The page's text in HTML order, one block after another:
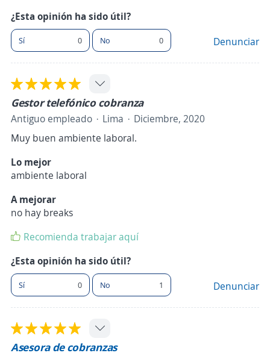
¿Esta opinión ha sido útil?
Sí 0 No 0 Denunciar
Gestor telefónico cobranza
Antiguo empleado Lima
Diciembre, 2020
Muy buen ambiente laboral.
Lo mejor
ambiente laboral
A mejorar
no hay breaks
Recomienda trabajar aquí
¿Esta opinión ha sido útil?
Sí 0 No 1 Denunciar
Asesora de cobranzas